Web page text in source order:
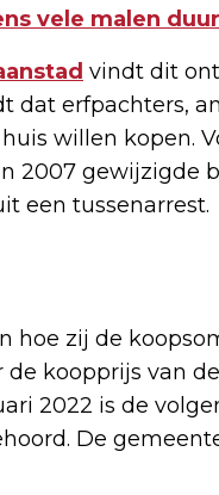
vele malen
vindt dit
dat erfpachters,
willen kopen.
2007 gewijzigde
een tussenarrest.
zij de
koopprijs van
2022 is de
De